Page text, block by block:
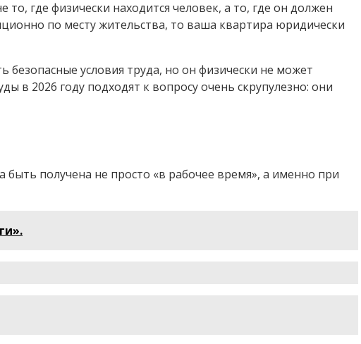
где физически находится человек, а то, где он должен
по месту жительства, то ваша квартира юридически
безопасные условия труда, но он физически не может
в 2026 году подходят к вопросу очень скрупулезно: они
получена не просто «в рабочее время», а именно при